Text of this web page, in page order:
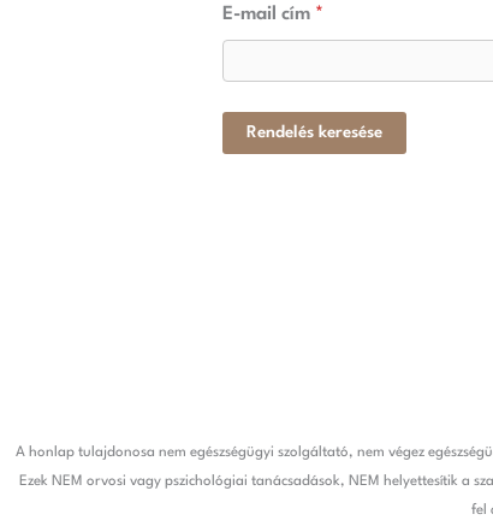
E-mail cím *
Rendelés keresése
A honlap tulajdonosa nem egészségügyi szolgáltató, nem végez
Ezek NEM orvosi vagy pszichológiai tanácsadások, NEM helyettesítik a
fel